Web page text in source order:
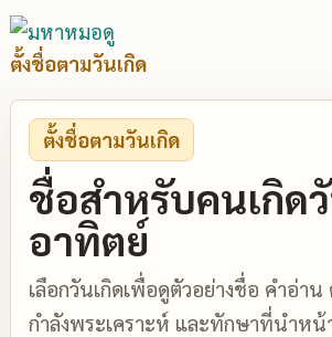
ตั้งชื่อตามวันเกิด
ตั้งชื่อตามวันเกิด
ชื่อสำหรับคนเกิด
อาทิตย์
เลือกวันเกิดเพื่อดูตัวอย่างชื่อ คำอ่า
กำลังพระเคราะห์ และทักษาที่นำห